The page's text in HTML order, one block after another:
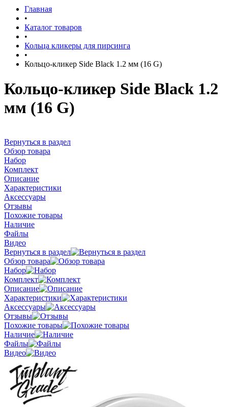
Главная
•
Каталог товаров
•
Кольца кликеры для пирсинга
•
Кольцо-кликер Side Black 1.2 мм (16 G)
Кольцо-кликер Side Black 1.2
мм (16 G)
Вернуться в раздел
Обзор товара
Набор
Комплект
Описание
Характеристики
Аксессуары
Отзывы
Похожие товары
Наличие
Файлы
Видео
Вернуться в раздел
Обзор товара
Набор
Комплект
Описание
Характеристики
Аксессуары
Отзывы
Похожие товары
Наличие
Файлы
Видео